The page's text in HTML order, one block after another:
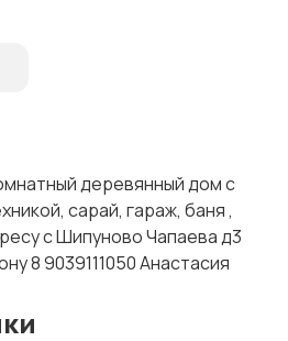
деревянный дом с
сарай, гараж, баня ,
с Шипуново Чапаева д3
8 9039111050 Анастасия